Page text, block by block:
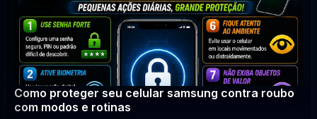
Como proteger seu celular samsung contra roubo
com modos e rotinas